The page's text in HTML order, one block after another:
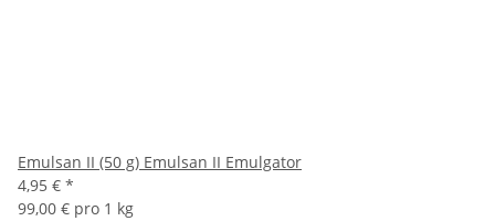
Emulsan II (50 g) Emulsan II Emulgator
4,95 € *
99,00 € pro 1 kg